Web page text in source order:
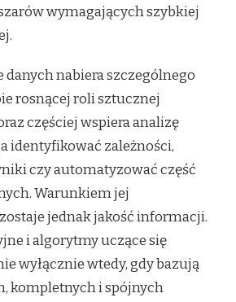
wymagających szybkiej
danych nabiera szczególnego
rosnącej roli sztucznej
częściej wspiera analizę
identyfikować zależności,
czy automatyzować część
Warunkiem jej
jednak jakość informacji.
i algorytmy uczące się
wyłącznie wtedy, gdy bazują
kompletnych i spójnych